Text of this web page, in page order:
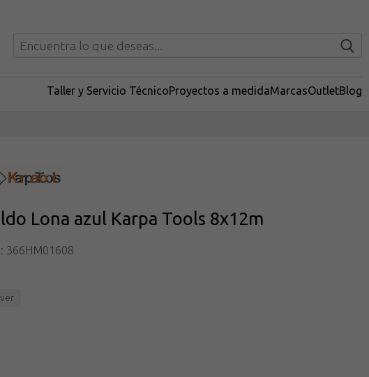
Taller y Servicio TécnicoProyectos a medidaMarcasOutletBlog
Lona azul Karpa Tools 8x12m
366HM01608